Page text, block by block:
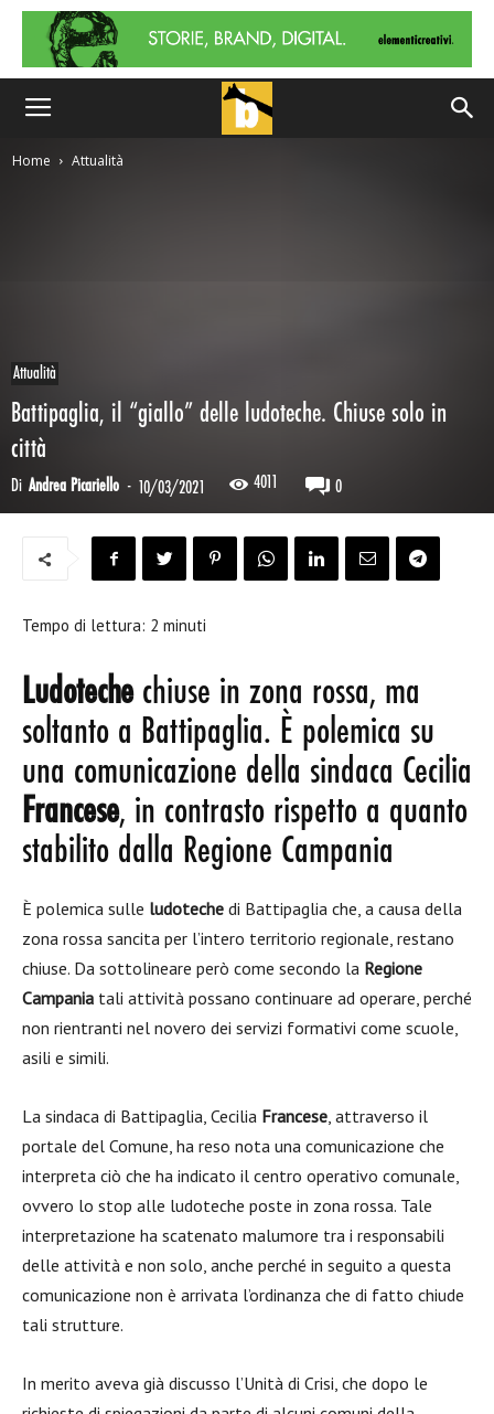
Home Attualità
Attualità
Battipaglia, il “giallo” delle ludoteche. Chiuse solo in
città
Di Andrea Picariello - 10/03/2021 4011 0
Tempo di lettura: 2 minuti
Ludotechechiuse in zona rossa, ma
soltanto a Battipaglia. È polemica su
una comunicazione della sindaca Cecilia
Francese, in contrasto rispetto a quanto
stabilito dalla Regione Campania
È polemica sulle ludoteche di Battipaglia che, a causa della
zona rossa sancita per l’intero territorio regionale, restano
chiuse. Da sottolineare però come secondo la Regione
Campania tali attività possano continuare ad operare, perché
non rientranti nel novero dei servizi formativi come scuole,
asili e simili.
La sindaca di Battipaglia, Cecilia Francese, attraverso il
portale del Comune, ha reso nota una comunicazione che
interpreta ciò che ha indicato il centro operativo comunale,
ovvero lo stop alle ludoteche poste in zona rossa. Tale
interpretazione ha scatenato malumore tra i responsabili
delle attività e non solo, anche perché in seguito a questa
comunicazione non è arrivata l’ordinanza che di fatto chiude
tali strutture.
In merito aveva già discusso l’Unità di Crisi, che dopo le